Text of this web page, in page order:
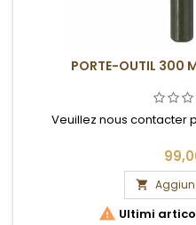
PORTE-OUTIL 300
Veuillez nous contacter

 Ultimi